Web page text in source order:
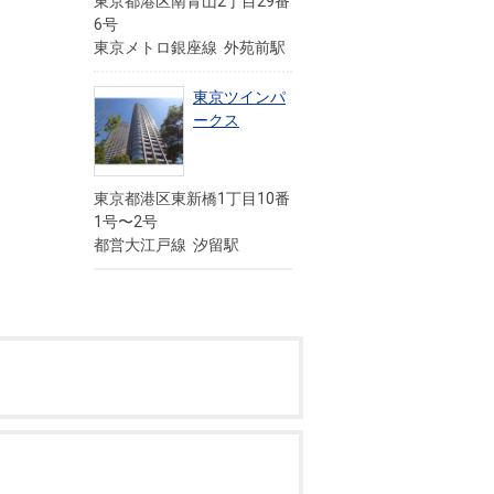
6号
東京メトロ銀座線 外苑前駅
東京ツインパ
ークス
東京都港区東新橋1丁目10番
1号〜2号
都営大江戸線 汐留駅